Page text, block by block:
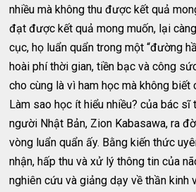
nhiều mà không thu được kết quả
đạt được kết quả mong muốn, lại
cục, họ luẩn quẩn trong một “đường
hoài phí thời gian, tiền bạc và công
cho cùng là vì ham học mà không biết
Làm sao học ít hiểu nhiều? của bác sĩ
người Nhật Bản, Zion Kabasawa, ra
vòng luẩn quẩn ấy. Bằng kiến thức
nhận, hấp thu và xử lý thông tin của
nghiên cứu và giảng dạy về thần kinh